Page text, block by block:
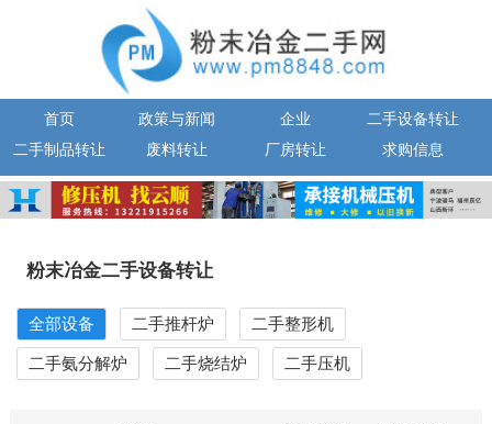
首页 政策与新闻 企业
二手设备转让
二手制品转让
废料转让 厂房转让 求购信息
粉末冶金二手设备转让
全部设备 二手推杆炉 二手整形机
二手氨分解炉 二手烧结炉 二手压机